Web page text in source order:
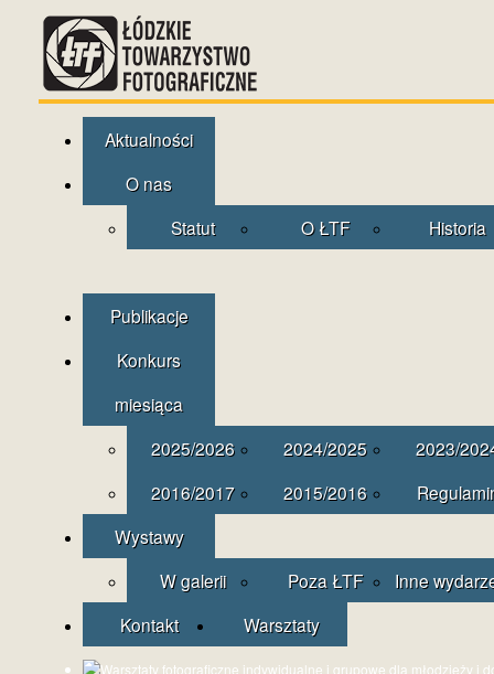
Aktualności
O nas
Statut
O ŁTF Historia
Publikacje
Konkurs
miesiąca
2025/2026
2024/2025
2023/
2016/2017
2015/2016
Wystawy
W galerii
Poza ŁTF
Inne
Kontakt
Warsztaty